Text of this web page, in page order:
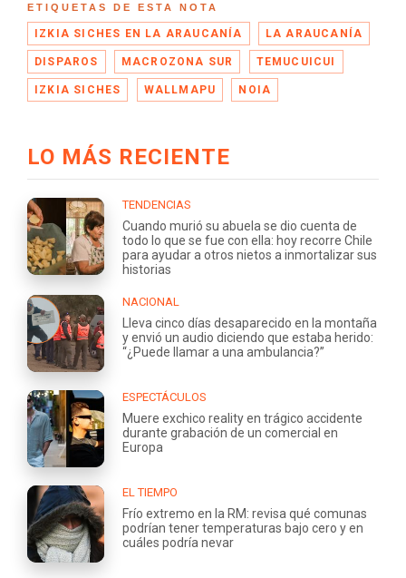
ETIQUETAS DE ESTA NOTA
IZKIA SICHES EN LA ARAUCANÍA LA ARAUCANÍA
DISPAROS MACROZONA SUR TEMUCUICUI
IZKIA SICHES WALLMAPU NOIA
LO MÁS RECIENTE
TENDENCIAS
Cuando murió su abuela se dio cuenta de
todo lo que se fue con ella: hoy recorre Chile
para ayudar a otros nietos a inmortalizar sus
historias
NACIONAL
Lleva cinco días desaparecido en la montaña
y envió un audio diciendo que estaba herido:
“¿Puede llamar a una ambulancia?”
ESPECTÁCULOS
Muere exchico reality en trágico accidente
durante grabación de un comercial en
Europa
EL TIEMPO
Frío extremo en la RM: revisa qué comunas
podrían tener temperaturas bajo cero y en
cuáles podría nevar